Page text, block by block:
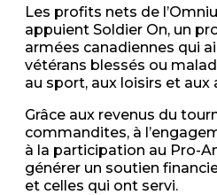
Les profits nets de
appuient Soldier On, un
armées canadiennes qui
vétérans blessés ou
au sport, aux loisirs et
Grâce aux revenus du
commandites, à
à la participation au Pro-
générer un soutien
et celles qui ont servi.